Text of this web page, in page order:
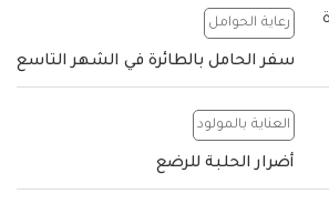
رعاية الحوامل
سفر الحامل بالطائرة في الشهر التاسع
العناية بالمولود
أضرار الحلبة للرضع